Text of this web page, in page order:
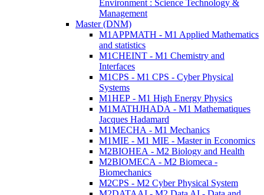
Environment : Science Technology &
Management
Master (DNM)
M1APPMATH - M1 Applied Mathematics
and statistics
M1CHEINT - M1 Chemistry and
Interfaces
M1CPS - M1 CPS - Cyber Physical
Systems
M1HEP - M1 High Energy Physics
M1MATHJHADA - M1 Mathematiques
Jacques Hadamard
M1MECHA - M1 Mechanics
M1MIE - M1 MIE - Master in Economics
M2BIOHEA - M2 Biology and Health
M2BIOMECA - M2 Biomeca -
Biomechanics
M2CPS - M2 Cyber Physical System